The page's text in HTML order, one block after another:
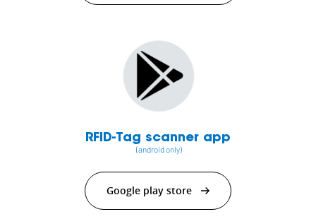
RFID-Tag scanner app
(android only)
Google play store